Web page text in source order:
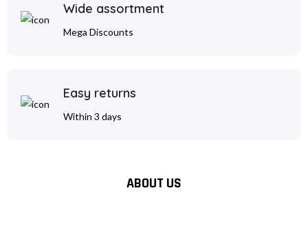
Wide assortment
Mega Discounts
Easy returns
Within 3 days
ABOUT US